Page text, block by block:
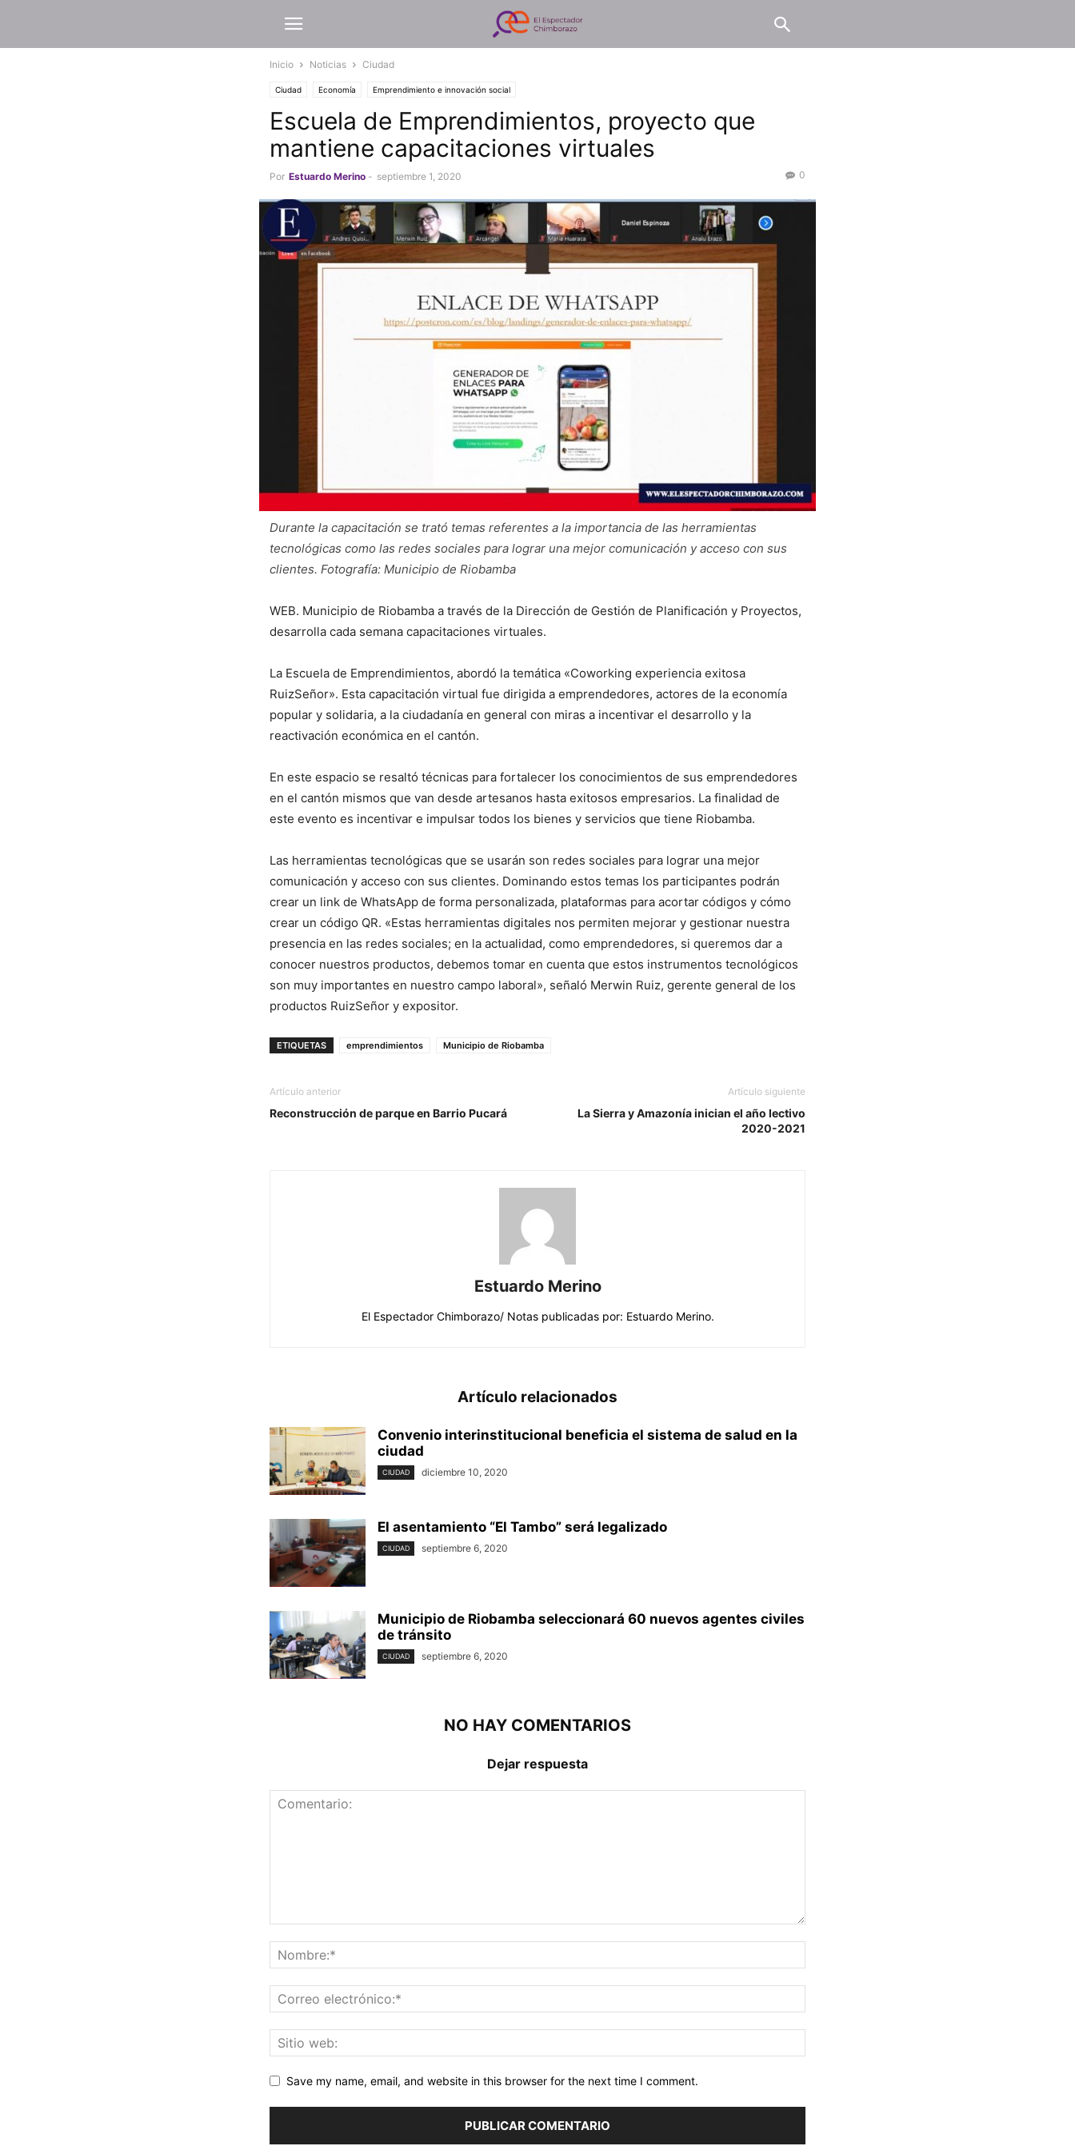
Inicio Noticias Ciudad
Ciudad Economía Emprendimiento e innovación social
Escuela de Emprendimientos, proyecto que
mantiene capacitaciones virtuales
Por Estuardo Merino - septiembre 1, 2020 0
Durante la capacitación se trató temas referentes a la importancia de las herramientas
tecnológicas como las redes sociales para lograr una mejor comunicación y acceso con sus
clientes. Fotografía: Municipio de Riobamba
WEB. Municipio de Riobamba a través de la Dirección de Gestión de Planificación y Proyectos,
desarrolla cada semana capacitaciones virtuales.
La Escuela de Emprendimientos, abordó la temática «Coworking experiencia exitosa
RuizSeñor». Esta capacitación virtual fue dirigida a emprendedores, actores de la economía
popular y solidaria, a la ciudadanía en general con miras a incentivar el desarrollo y la
reactivación económica en el cantón.
En este espacio se resaltó técnicas para fortalecer los conocimientos de sus emprendedores
en el cantón mismos que van desde artesanos hasta exitosos empresarios. La finalidad de
este evento es incentivar e impulsar todos los bienes y servicios que tiene Riobamba.
Las herramientas tecnológicas que se usarán son redes sociales para lograr una mejor
comunicación y acceso con sus clientes. Dominando estos temas los participantes podrán
crear un link de WhatsApp de forma personalizada, plataformas para acortar códigos y cómo
crear un código QR. «Estas herramientas digitales nos permiten mejorar y gestionar nuestra
presencia en las redes sociales; en la actualidad, como emprendedores, si queremos dar a
conocer nuestros productos, debemos tomar en cuenta que estos instrumentos tecnológicos
son muy importantes en nuestro campo laboral», señaló Merwin Ruiz, gerente general de los
productos RuizSeñor y expositor.
ETIQUETAS emprendimientos Municipio de Riobamba
Artículo anterior
Reconstrucción de parque en Barrio Pucará
Artículo siguiente
La Sierra y Amazonía inician el año lectivo
2020-2021
Estuardo Merino
El Espectador Chimborazo/ Notas publicadas por: Estuardo Merino.
Artículo relacionados
Convenio interinstitucional beneficia el sistema de salud en la
ciudad
CIUDAD diciembre 10, 2020
El asentamiento “El Tambo” será legalizado
CIUDAD septiembre 6, 2020
Municipio de Riobamba seleccionará 60 nuevos agentes civiles
de tránsito
CIUDAD septiembre 6, 2020
NO HAY COMENTARIOS
Dejar respuesta
Save my name, email, and website in this browser for the next time I comment.